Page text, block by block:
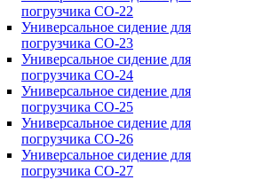
погрузчика CO-22
Универсальное сидение для
погрузчика CO-23
Универсальное сидение для
погрузчика CO-24
Универсальное сидение для
погрузчика CO-25
Универсальное сидение для
погрузчика CO-26
Универсальное сидение для
погрузчика CO-27